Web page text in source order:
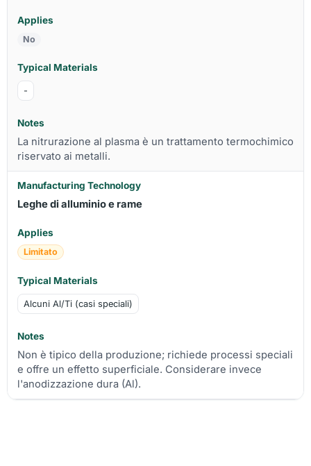
No
-
La nitrurazione al plasma è un trattamento termochimico
riservato ai metalli.
Leghe di alluminio e rame
Limitato
Alcuni Al/Ti (casi speciali)
Non è tipico della produzione; richiede processi speciali
e offre un effetto superficiale. Considerare invece
l'anodizzazione dura (Al).